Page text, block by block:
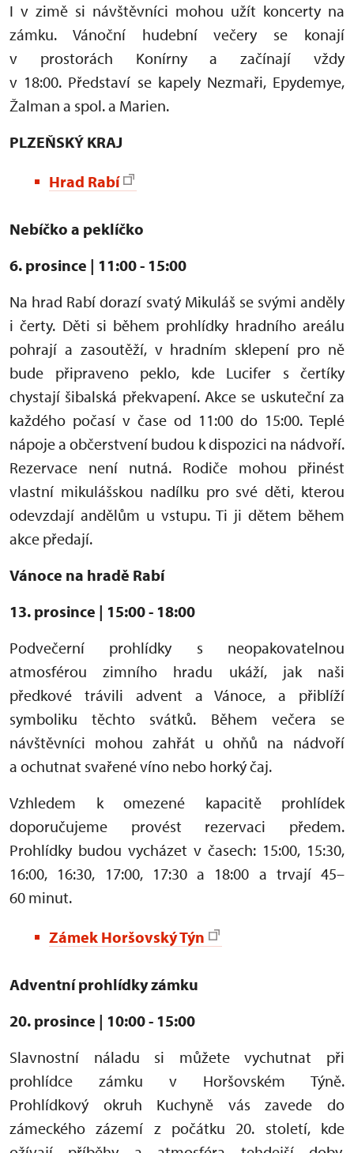
I v zimě si návštěvníci mohou užít koncerty na
zámku. Vánoční hudební večery se konají
v prostorách Konírny a začínají vždy
v 18:00. Představí se kapely Nezmaři, Epydemye,
Žalman a spol. a Marien.
PLZEŇSKÝ KRAJ
Hrad Rabí
Nebíčko a peklíčko
6. prosince | 11:00 - 15:00
Na hrad Rabí dorazí svatý Mikuláš se svými anděly
i čerty. Děti si během prohlídky hradního areálu
pohrají a zasoutěží, v hradním sklepení pro ně
bude připraveno peklo, kde Lucifer s čertíky
chystají šibalská překvapení. Akce se uskuteční za
každého počasí v čase od 11:00 do 15:00. Teplé
nápoje a občerstvení budou k dispozici na nádvoří.
Rezervace není nutná. Rodiče mohou přinést
vlastní mikulášskou nadílku pro své děti, kterou
odevzdají andělům u vstupu. Ti ji dětem během
akce předají.
Vánoce na hradě Rabí
13. prosince | 15:00 - 18:00
Podvečerní prohlídky s neopakovatelnou
atmosférou zimního hradu ukáží, jak naši
předkové trávili advent a Vánoce, a přiblíží
symboliku těchto svátků. Během večera se
návštěvníci mohou zahřát u ohňů na nádvoří
a ochutnat svařené víno nebo horký čaj.
Vzhledem k omezené kapacitě prohlídek
doporučujeme provést rezervaci předem.
Prohlídky budou vycházet v časech: 15:00, 15:30,
16:00, 16:30, 17:00, 17:30 a 18:00 a trvají 45–
60 minut.
Zámek Horšovský Týn
Adventní prohlídky zámku
20. prosince | 10:00 - 15:00
Slavnostní náladu si můžete vychutnat při
prohlídce zámku v Horšovském Týně.
Prohlídkový okruh Kuchyně vás zavede do
zámeckého zázemí z počátku 20. století, kde